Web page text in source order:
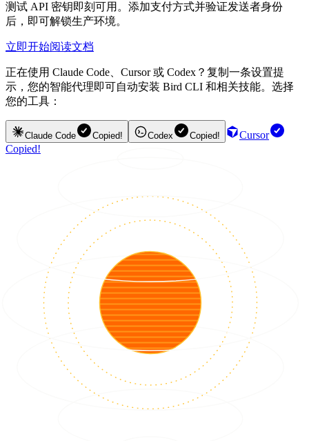
测试 API 密钥即刻可用。添加支付方式并验证发送者身份
后，即可解锁生产环境。
立即开始阅读文档
正在使用 Claude Code、Cursor 或 Codex？复制一条设置提
示，您的智能代理即可自动安装 Bird CLI 和相关技能。选择
您的工具：
Claude Code Copied! Codex Copied!
Cursor
Copied!